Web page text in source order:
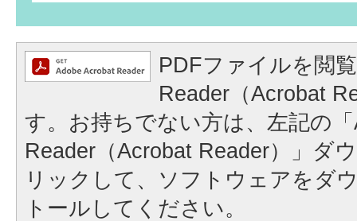
PDFファイルを閲
Reader（Acrobat
す。お持ちでない方は、左記の
Reader（Acrobat Reader）」ダ
リックして、ソフトウェアをダ
トールしてください。